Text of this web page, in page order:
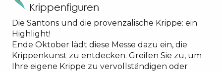
Krippenfiguren
Die Santons und die provenzalische Krippe: ein
Highlight!
Ende Oktober lädt diese Messe dazu ein, die
Krippenkunst zu entdecken. Greifen Sie zu, um
Ihre eigene Krippe zu vervollständigen oder